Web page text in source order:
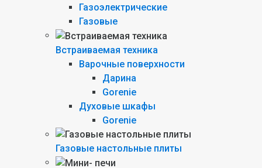
Газоэлектрические
Газовые
Встраиваемая техника
Варочные поверхности
Дарина
Gorenie
Духовые шкафы
Gorenie
Газовые настольные плиты